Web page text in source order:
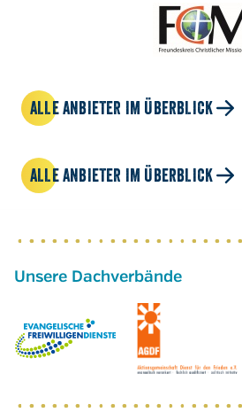
ALLE ANBIETER IM ÜBERBLICK
ALLE ANBIETER IM ÜBERBLICK